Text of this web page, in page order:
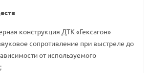
конструкция ДТК «Гексагон»
сопротивление при выстреле до
от используемого